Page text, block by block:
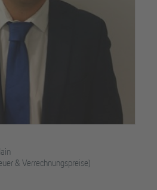
& Verrechnungspreise)